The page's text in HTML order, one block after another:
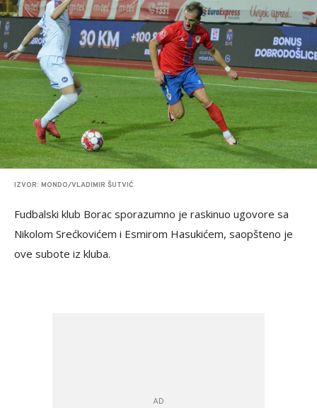
IZVOR: MONDO/VLADIMIR ŠUTVIĆ
Fudbalski klub Borac sporazumno je raskinuo ugovore sa
Nikolom Srećkovićem i Esmirom Hasukićem, saopšteno je
ove subote iz kluba.